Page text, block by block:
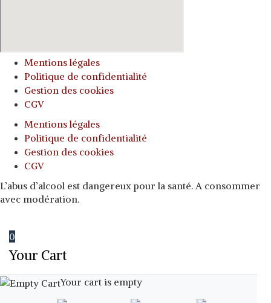
Mentions légales
Politique de confidentialité
Gestion des cookies
CGV
Mentions légales
Politique de confidentialité
Gestion des cookies
CGV
L’abus d’alcool est dangereux pour la santé. A consommer
avec modération.
0
Your Cart
Your cart is empty